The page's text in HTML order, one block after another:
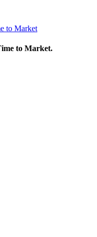
to Market
to Market.